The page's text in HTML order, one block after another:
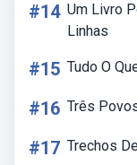
#14 Um Livro
Linhas
#15 Tudo O
#16 Três
#17 Trechos